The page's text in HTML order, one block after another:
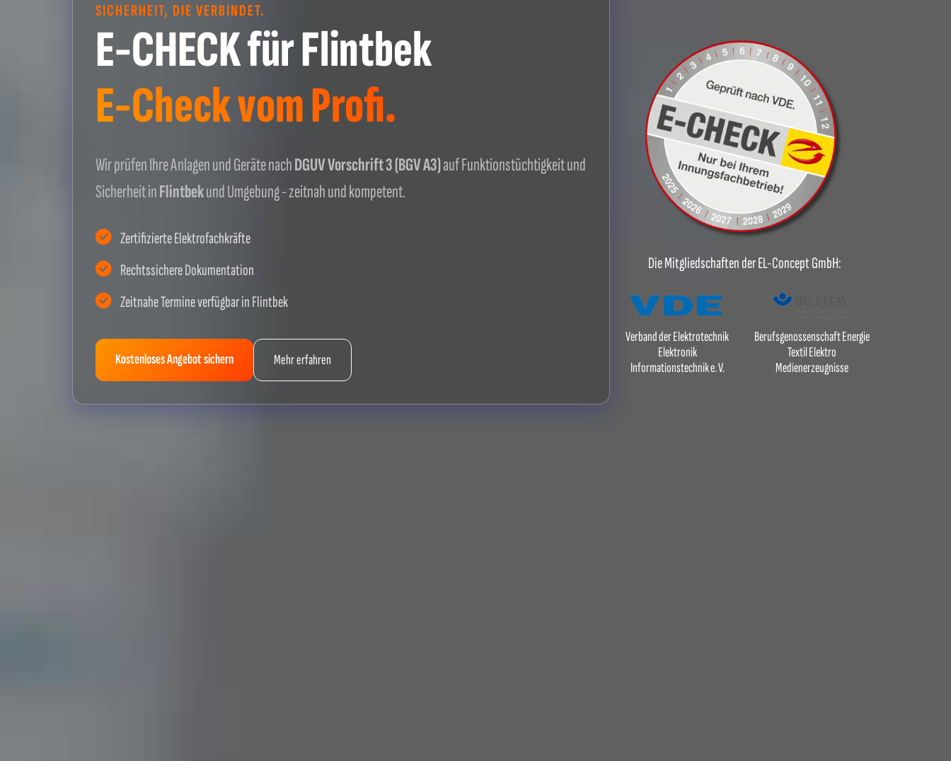
SICHERHEIT, DIE VERBINDET.
E-CHECK für Flintbek
E-Check vom Profi.
Wir prüfen Ihre Anlagen und Geräte nachDGUV Vorschrift 3 (BGV A3)auf Funktionstüchtigkeit und
Sicherheit inFlintbekund Umgebung - zeitnah und kompetent.
Zertifizierte Elektrofachkräfte
Rechtssichere Dokumentation
Zeitnahe Termine verfügbar in Flintbek
Kostenloses Angebot sichern Mehr erfahren
Die Mitgliedschaften der EL-Concept GmbH:
Verband der Elektrotechnik
Elektronik
Informationstechnik e. V.
Berufsgenossenschaft Energie
Textil Elektro
Medienerzeugnisse